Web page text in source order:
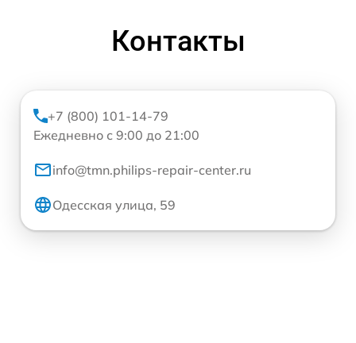
Контакты
+7 (800) 101-14-79
Ежедневно с 9:00 до 21:00
info@tmn.philips-repair-center.ru
Одесская улица, 59